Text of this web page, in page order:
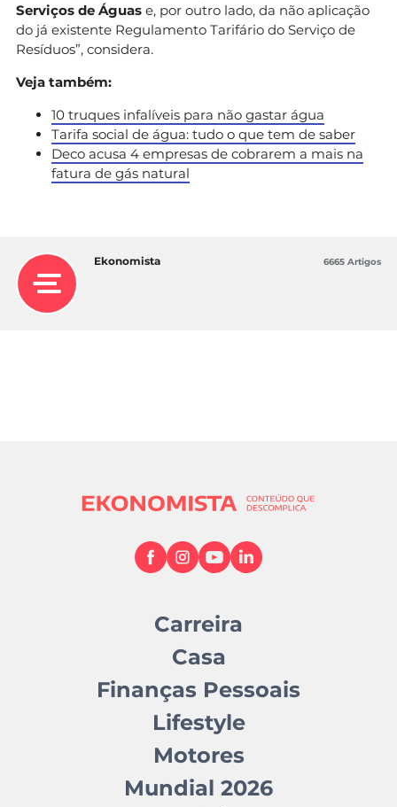
Serviços de Águas e, por outro lado, da não aplicação
do já existente Regulamento Tarifário do Serviço de
Resíduos”, considera.
Veja também:
10 truques infalíveis para não gastar água
Tarifa social de água: tudo o que tem de saber
Deco acusa 4 empresas de cobrarem a mais na
fatura de gás natural
Ekonomista 6665 Artigos
Carreira
Casa
Finanças Pessoais
Lifestyle
Motores
Mundial 2026